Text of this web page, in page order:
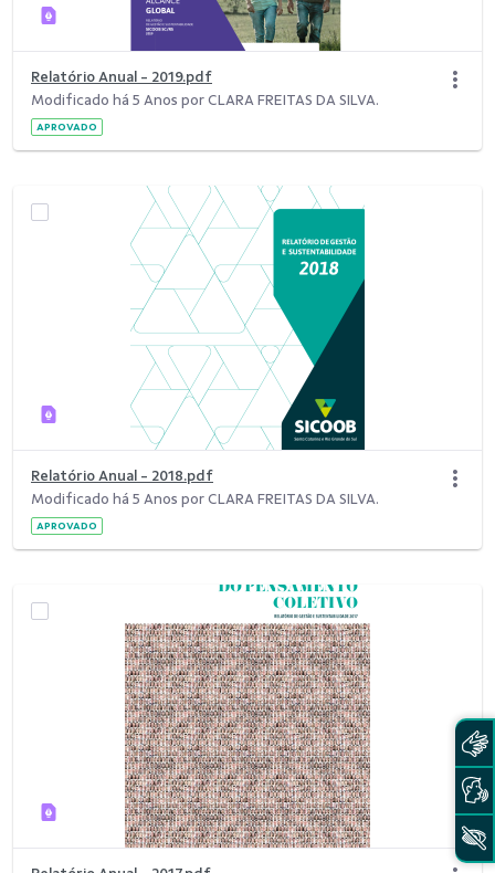
Relatório Anual - 2019.pdf
Modificado há 5 Anos por CLARA FREITAS DA SILVA.
APROVADO
Relatório Anual - 2018.pdf
Modificado há 5 Anos por CLARA FREITAS DA SILVA.
APROVADO